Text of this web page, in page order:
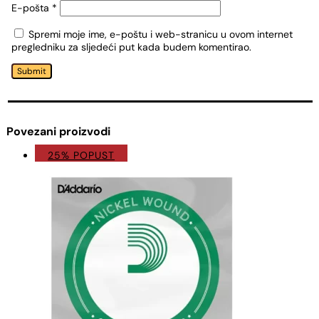
E-pošta *
Spremi moje ime, e-poštu i web-stranicu u ovom internet
pregledniku za sljedeći put kada budem komentirao.
Submit
Povezani proizvodi
25% POPUST